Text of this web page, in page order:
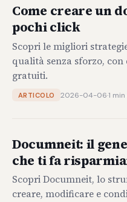
Come creare un
pochi click
Scopri le migliori
qualità senza sforzo,
gratuiti.
ARTICOLO 2026-04-06·1
Documneit: il
che ti fa
Scopri Documneit, lo
creare, modificare e